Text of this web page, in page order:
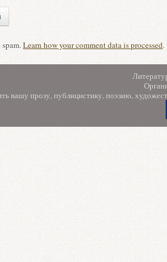
Learn how your comment data is processed.
вашу прозу, публицистику, поэзию,